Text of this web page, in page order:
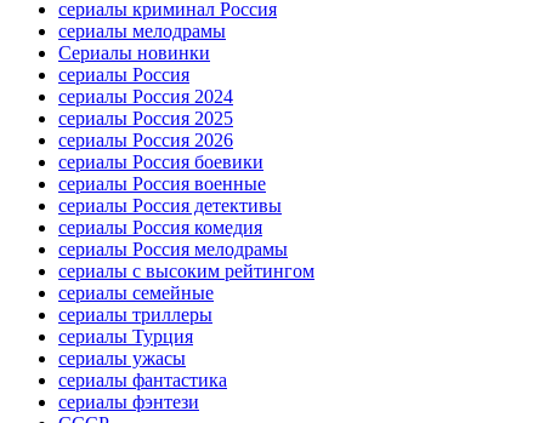
сериалы криминал Россия
сериалы мелодрамы
Сериалы новинки
сериалы Россия
сериалы Россия 2024
сериалы Россия 2025
сериалы Россия 2026
сериалы Россия боевики
сериалы Россия военные
сериалы Россия детективы
сериалы Россия комедия
сериалы Россия мелодрамы
сериалы с высоким рейтингом
сериалы семейные
сериалы триллеры
сериалы Турция
сериалы ужасы
сериалы фантастика
сериалы фэнтези